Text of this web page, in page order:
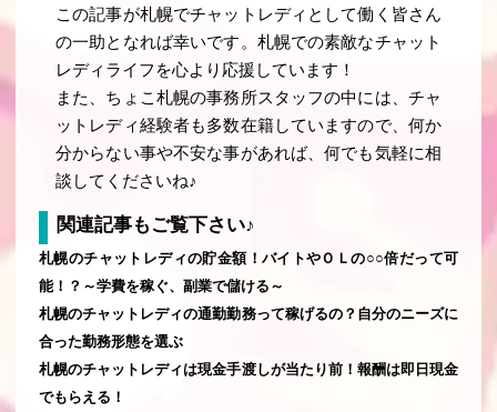
この記事が札幌でチャットレディとして働く皆さん
の一助となれば幸いです。札幌での素敵なチャット
レディライフを心より応援しています！
また、ちょこ札幌の事務所スタッフの中には、チャ
ットレディ経験者も多数在籍していますので、何か
分からない事や不安な事があれば、何でも気軽に相
談してくださいね♪
関連記事もご覧下さい♪
札幌のチャットレディの貯金額！バイトやＯＬの○○倍だって可
能！？～学費を稼ぐ、副業で儲ける～
札幌のチャットレディの通勤勤務って稼げるの？自分のニーズに
合った勤務形態を選ぶ
札幌のチャットレディは現金手渡しが当たり前！報酬は即日現金
でもらえる！